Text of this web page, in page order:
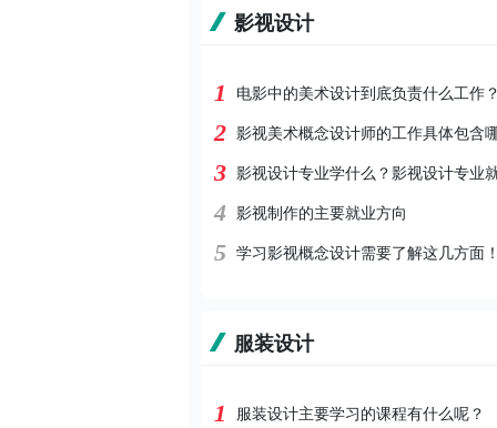
影视设计
1 电影中的美术设计到底负责什么工作
2 影视美术概念设计师的工作具体包含
3 影视设计专业学什么？影视设计专业
4 影视制作的主要就业方向
5 学习影视概念设计需要了解这几方面
服装设计
1 服装设计主要学习的课程有什么呢？